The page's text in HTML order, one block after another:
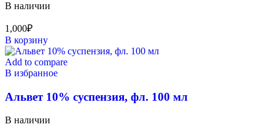
В наличии
1,000₽
В корзину
Add to compare
В избранное
Альвет 10% суспензия, фл. 100 мл
В наличии